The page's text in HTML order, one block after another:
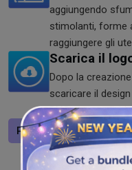
aggiungendo
stimolanti, forme
raggiungere gli
Scarica il
Dopo la
scaricare il
PNG per
Progetta un logo